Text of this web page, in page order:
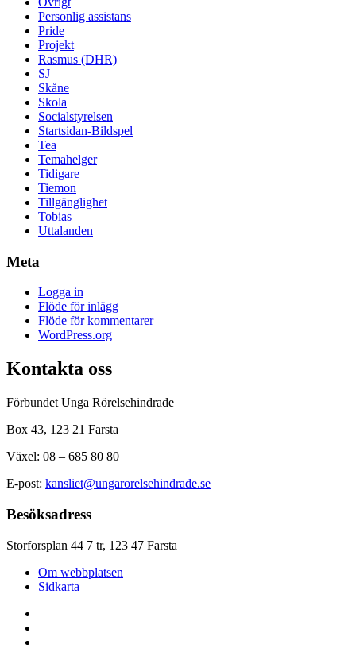
Personlig assistans
Pride
Projekt
Rasmus (DHR)
SJ
Skåne
Skola
Socialstyrelsen
Startsidan-Bildspel
Tea
Temahelger
Tidigare
Tiemon
Tillgänglighet
Tobias
Uttalanden
Meta
Logga in
Flöde för inlägg
Flöde för kommentarer
WordPress.org
Kontakta oss
Förbundet Unga Rörelsehindrade
Box 43, 123 21 Farsta
Växel: 08 – 685 80 80
E-post: kansliet@ungarorelsehindrade.se
Besöksadress
Storforsplan 44 7 tr, 123 47 Farsta
Om webbplatsen
Sidkarta